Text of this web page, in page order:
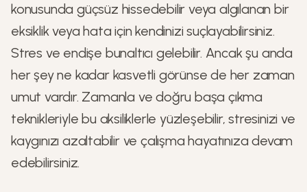
konusunda güçsüz hissedebilir veya algılanan bir
eksiklik veya hata için kendinizi suçlayabilirsiniz.
Stres ve endişe bunaltıcı gelebilir. Ancak şu anda
her şey ne kadar kasvetli görünse de her zaman
umut vardır. Zamanla ve doğru başa çıkma
teknikleriyle bu aksiliklerle yüzleşebilir, stresinizi ve
kaygınızı azaltabilir ve çalışma hayatınıza devam
edebilirsiniz.